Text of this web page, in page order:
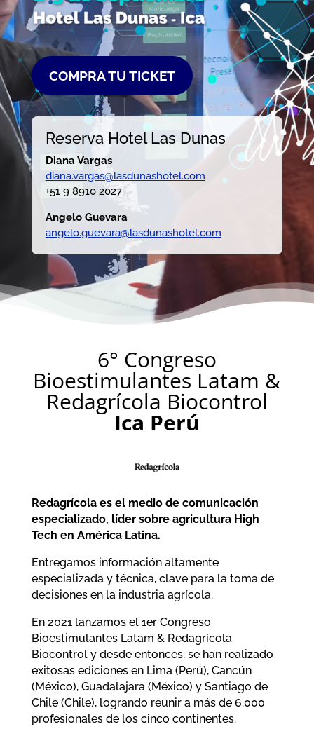
COMPRA TU TICKET
Reserva Hotel Las Dunas
Diana Vargas
diana.vargas@lasdunashotel.com
+51 9 8910 2027
Angelo Guevara
angelo.guevara@lasdunashotel.com
6° Congreso
Bioestimulantes Latam &
Redagrícola Biocontrol
Ica Perú
Redagrícola es el medio de comunicación
especializado, líder sobre agricultura High
Tech en América Latina.
Entregamos información altamente
especializada y técnica, clave para la toma de
decisiones en la industria agrícola.
En 2021 lanzamos el 1er Congreso
Bioestimulantes Latam & Redagrícola
Biocontrol y desde entonces, se han realizado
exitosas ediciones en Lima (Perú), Cancún
(México), Guadalajara (México) y Santiago de
Chile (Chile), logrando reunir a más de 6.000
profesionales de los cinco continentes.